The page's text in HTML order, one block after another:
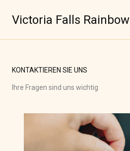
InhaltVictoria Falls Rainbow
KONTAKTIEREN SIE UNS
Ihre Fragen sind uns wichtig